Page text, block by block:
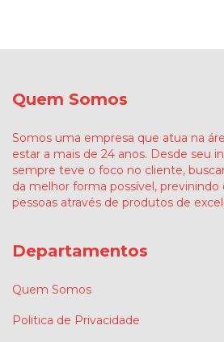
Quem Somos
Somos uma empresa que atua na
estar a mais de 24 anos. Desde seu
sempre teve o foco no cliente,
da melhor forma possível, previnindo
pessoas através de produtos de
Departamentos
Quem Somos
Politica de Privacidade